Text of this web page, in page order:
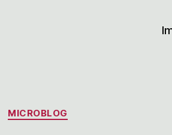
Kategorien
MICROBLOG